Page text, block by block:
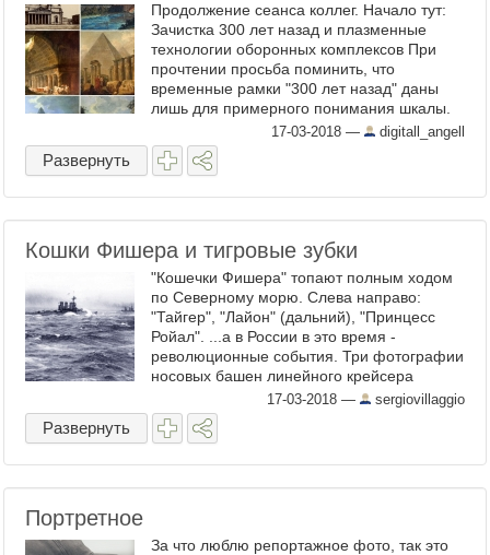
Продолжение сеанса коллег. Начало тут:
Зачистка 300 лет назад и плазменные
технологии оборонных комплексов При
прочтении просьба поминить, что
временные рамки "300 лет назад" даны
лишь для примерного понимания шкалы.
Точное время определить невозможно
ввиду постоянного слияния ...
17-03-2018 — digitall_angell
Развернуть
Кошки Фишера и тигровые зубки
"Кошечки Фишера" топают полным ходом
по Северному морю. Слева направо:
"Тайгер", "Лайон" (дальний), "Принцесс
Ройал". ...а в России в это время -
революционные события. Три фотографии
носовых башен линейного крейсера
"Тайгер" (не волнуйтесь - кликабельны). На
крайней уже виден ...
17-03-2018 — sergiovillaggio
Развернуть
Портретное
За что люблю репортажное фото, так это